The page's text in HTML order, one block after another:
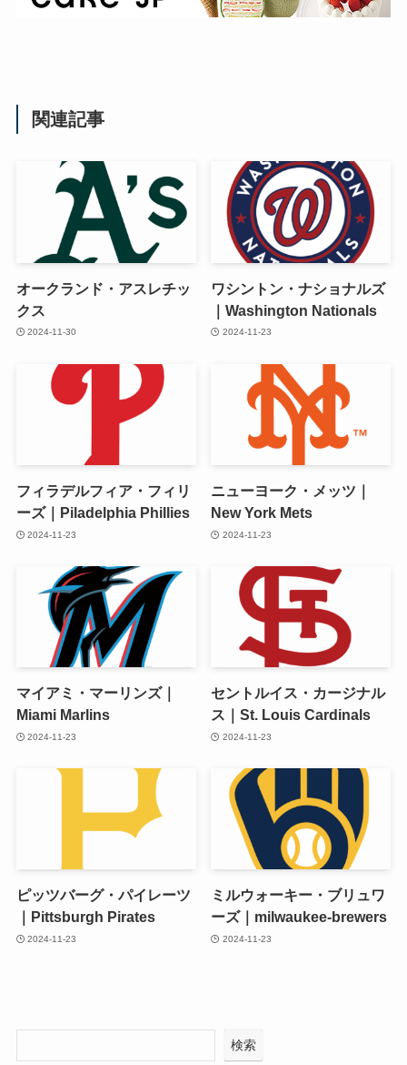
関連記事
オークランド・アスレチッ
クス
2024-11-30
ワシントン・ナショナルズ
｜Washington Nationals
2024-11-23
フィラデルフィア・フィリ
ーズ｜Piladelphia Phillies
2024-11-23
ニューヨーク・メッツ｜
New York Mets
2024-11-23
マイアミ・マーリンズ｜
Miami Marlins
2024-11-23
セントルイス・カージナル
ス｜St. Louis Cardinals
2024-11-23
ピッツバーグ・パイレーツ
｜Pittsburgh Pirates
2024-11-23
ミルウォーキー・ブリュワ
ーズ｜milwaukee-brewers
2024-11-23
検索